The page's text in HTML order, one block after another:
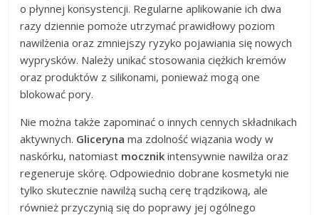
o płynnej konsystencji. Regularne aplikowanie ich dwa
razy dziennie pomoże utrzymać prawidłowy poziom
nawilżenia oraz zmniejszy ryzyko pojawiania się nowych
wyprysków. Należy unikać stosowania ciężkich kremów
oraz produktów z silikonami, ponieważ mogą one
blokować pory.
Nie można także zapominać o innych cennych składnikach
aktywnych. Gliceryna ma zdolność wiązania wody w
naskórku, natomiast mocznik intensywnie nawilża oraz
regeneruje skórę. Odpowiednio dobrane kosmetyki nie
tylko skutecznie nawilżą suchą cerę trądzikową, ale
również przyczynią się do poprawy jej ogólnego